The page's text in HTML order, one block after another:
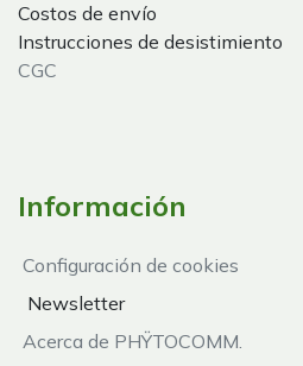
Costos de envío
Instrucciones de desistimiento
CGC
Información
Configuración de cookies
Newsletter
Acerca de PHŸTOCOMM.